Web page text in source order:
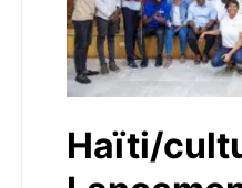
Haïti/